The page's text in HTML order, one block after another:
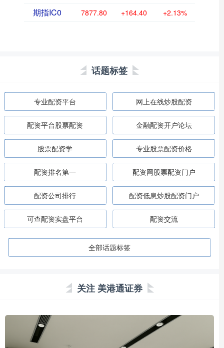
期指IC0 7877.80 +164.40 +2.13%
话题标签
专业配资平台 网上在线炒股配资
配资平台股票配资 金融配资开户论坛
股票配资学 专业股票配资价格
配资排名第一 配资网股票配资门户
配资公司排行 配资低息炒股配资门户
可查配资实盘平台 配资交流
全部话题标签
关注 美港通证券